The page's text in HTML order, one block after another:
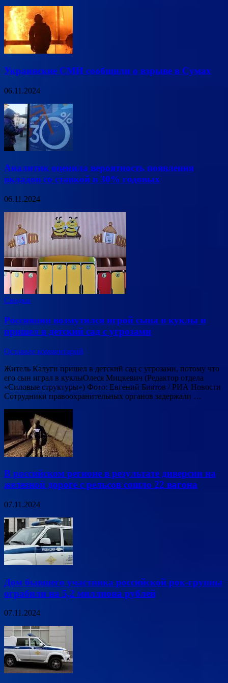
Украинские СМИ сообщили о взрыве в Сумах
06.11.2024
Аналитик оценила вероятность появления
вкладов со ставкой в 30% годовых
06.11.2024
Сводки
Россиянин возмутился игрой сына в куклы и
пришел в детский сад с угрозами
Оставьте комментарий
Житель Калуги пришел в детский сад с угрозами, потому что
его сын играл в куклыОлеся Мицкевич (Редактор отдела
«Силовые структуры») Фото: Евгений Биятов / РИА Новости
Сотрудники правоохранительных органов задержали …
В российском регионе в результате диверсии на
железной дороге с рельсов сошло 22 вагона
07.11.2024
Дом бывшего участника российской рок-группы
ограбили на 5,2 миллиона рублей
07.11.2024